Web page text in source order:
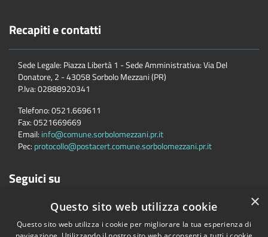
Recapiti e contatti
Sede Legale: Piazza Libertà 1 - Sede Amministrativa: Via Del
Donatore, 2 - 43058 Sorbolo Mezzani (PR)
P.Iva:02888920341
Telefono:0521.669611
Fax:0521669669
Email: info@comune.sorbolomezzani.pr.it
Pec: protocollo@postacert.comune.sorbolomezzani.pr.it
Seguici su
×
Questo sito web utilizza cookie
Questo sito web utilizza i cookie per migliorare la tua esperienza di